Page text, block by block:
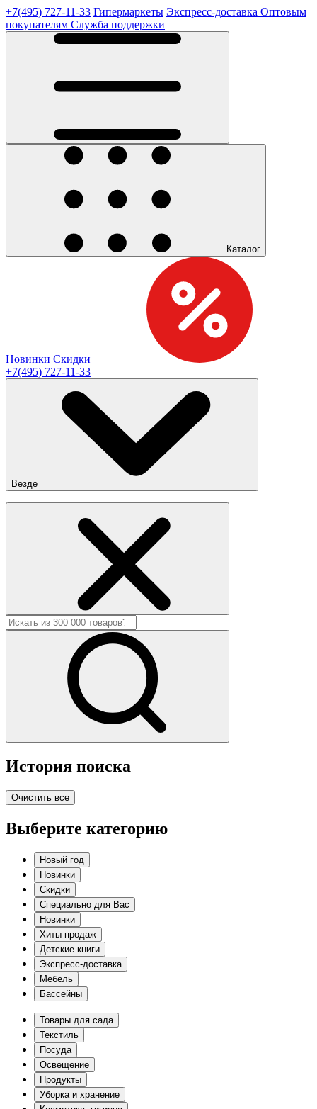
+7(495) 727-11-33 Гипермаркеты Экспресс-доставка Оптовым
покупателям Служба поддержки
Каталог
Новинки Скидки
+7(495) 727-11-33
Везде
История поиска
Очистить все
Выберите категорию
Новый год
Новинки
Скидки
Специально для Вас
Новинки
Хиты продаж
Детские книги
Экспресс-доставка
Мебель
Бассейны
Товары для сада
Текстиль
Посуда
Освещение
Продукты
Уборка и хранение